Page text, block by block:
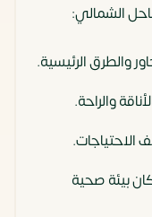
الشمالي:
والطرق الرئيسية.
والراحة.
بيئة صحية